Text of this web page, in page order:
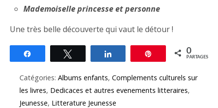
Mademoiselle princesse et personne
Une très belle découverte qui vaut le détour !
Épingle 0
PARTAGES
Catégories: Albums enfants, Complements culturels sur
les livres, Dedicaces et autres evenements litteraires,
Jeunesse, Litterature Jeunesse